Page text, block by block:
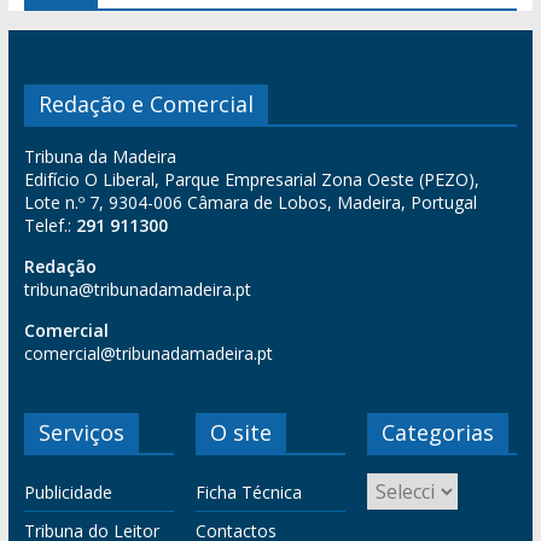
Redação e Comercial
Tribuna da Madeira
Edifício O Liberal, Parque Empresarial Zona Oeste (PEZO),
Lote n.º 7, 9304-006 Câmara de Lobos, Madeira, Portugal
Telef.: 291 911300
Redação
tribuna@tribunadamadeira.pt
Comercial
comercial@tribunadamadeira.pt
Serviços
Publicidade
Tribuna do Leitor
O site
Ficha Técnica
Contactos
Categorias